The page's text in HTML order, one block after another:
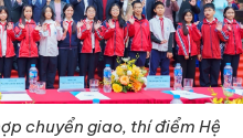
chuyển giao, thí điểm Hệ